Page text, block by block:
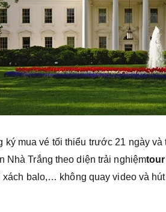
ký mua vé tối thiểu trước 21 ngày
Nhà Trắng theo diện trải nghiệm
xách balo,… không quay video và